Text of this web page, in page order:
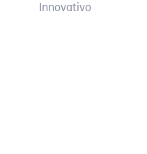
Innovativo